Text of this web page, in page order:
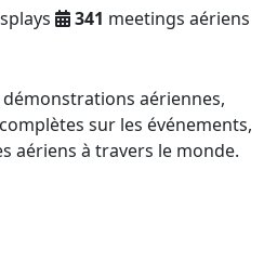
341 meetings aériens
aériennes,
sur les événements,
aériens à travers le monde.